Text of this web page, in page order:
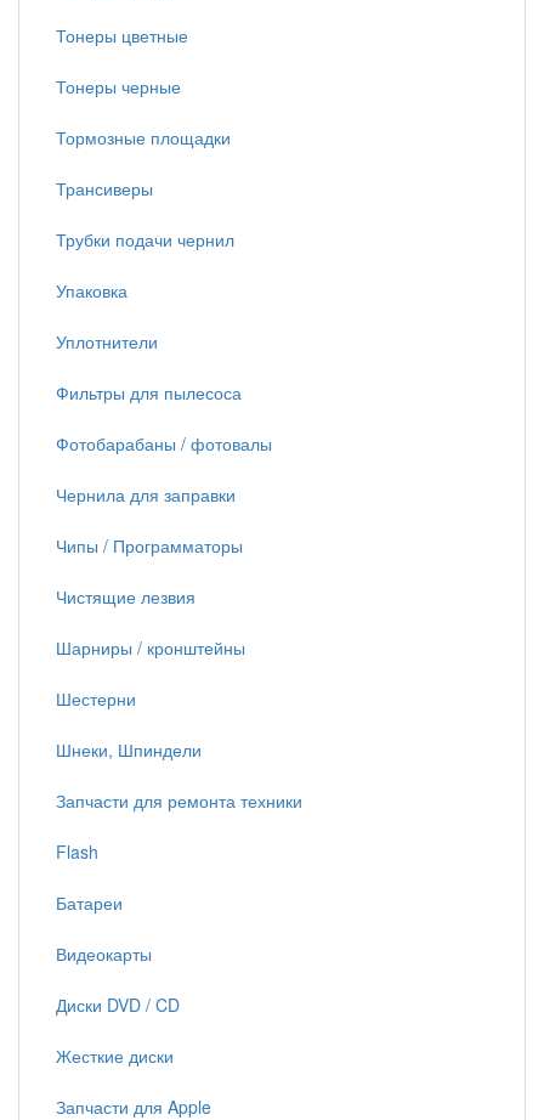
Тонеры цветные
Тонеры черные
Тормозные площадки
Трансиверы
Трубки подачи чернил
Упаковка
Уплотнители
Фильтры для пылесоса
Фотобарабаны / фотовалы
Чернила для заправки
Чипы / Программаторы
Чистящие лезвия
Шарниры / кронштейны
Шестерни
Шнеки, Шпиндели
Запчасти для ремонта техники
Flash
Батареи
Видеокарты
Диски DVD / CD
Жесткие диски
Запчасти для Apple